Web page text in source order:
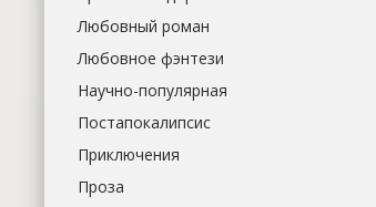
Любовный роман
Любовное фэнтези
Научно-популярная
Постапокалипсис
Приключения
Проза